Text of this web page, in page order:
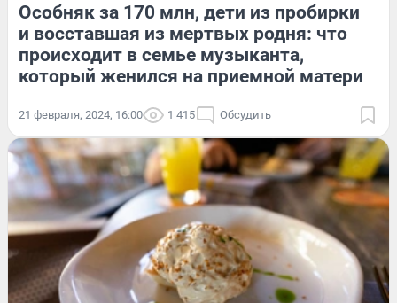
Особняк за 170 млн, дети из пробирки
и восставшая из мертвых родня: что
происходит в семье музыканта,
который женился на приемной матери
21 февраля, 2024, 16:00 1 415 Обсудить